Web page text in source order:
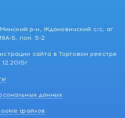
р-н, Ждановичский с/с, аг.
5, пом. 5-2
сайта в Торговом реестре
данных
файлов